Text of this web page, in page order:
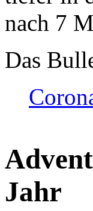
nach 7
Das
Jahr